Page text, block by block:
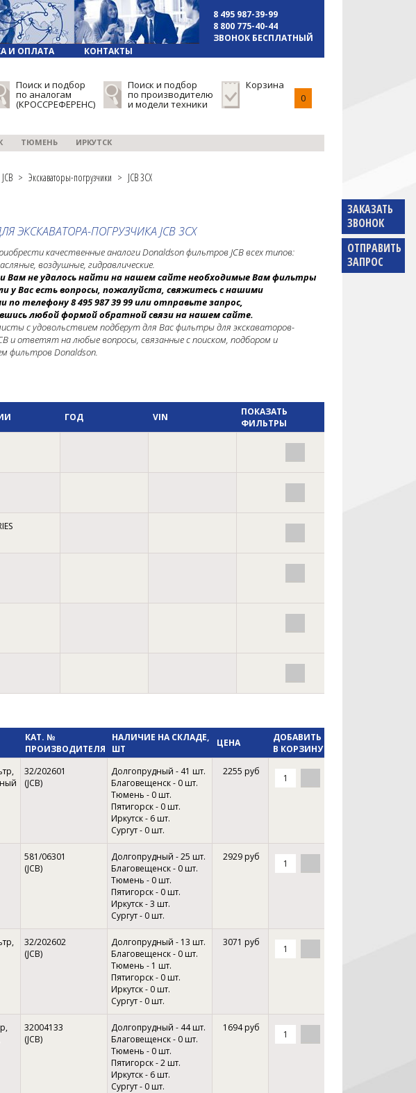
И ОПЛАТА КОНТАКТЫ
8 495 987-39-99
8 800 775-40-44
ЗВОНОК БЕСПЛАТНЫЙ
Поиск и подбор
по аналогам
(КРОССРЕФЕРЕНС)
Поиск и подбор
по производителю
и модели техники
Корзина
0
ТЮМЕНЬ ИРКУТСК
ЗАКАЗАТЬ
ЗВОНОК
ОТПРАВИТЬ
ЗАПРОС
JCB > Экскаваторы-погрузчики > JCB 3CX
ЭКCКАВАТОРА-ПОГРУЗЧИКА JCB 3CX
качественные аналоги Donaldson фильтров JCB всех типов:
воздушные, гидравлические.
Вам не удалось найти на нашем сайте необходимые Вам фильтры
у Вас есть вопросы, пожалуйста, свяжитесь с нашими
по телефону 8 495 987 39 99 или отправьте запрос,
любой формой обратной связи на нашем сайте.
с удовольствием подберут для Вас фильтры для экскаваторов-
и ответят на любые вопросы, связанные с поиском, подбором и
фильтров Donaldson.
ГОД VIN
ПОКАЗАТЬ
ФИЛЬТРЫ
КАТ. №
ПРОИЗВОДИТЕЛЯ
НАЛИЧИЕ НА СКЛАДЕ,
ШТ
ЦЕНА
ДОБАВИТЬ
В КОРЗИНУ
32/202601
(JCB)
Долгопрудный - 41 шт.
Благовещенск - 0 шт.
Тюмень - 0 шт.
Пятигорск - 0 шт.
Иркутск - 6 шт.
Сургут - 0 шт.
2255 руб
581/06301
(JCB)
Долгопрудный - 25 шт.
Благовещенск - 0 шт.
Тюмень - 0 шт.
Пятигорск - 0 шт.
Иркутск - 3 шт.
Сургут - 0 шт.
2929 руб
32/202602
(JCB)
Долгопрудный - 13 шт.
Благовещенск - 0 шт.
Тюмень - 1 шт.
Пятигорск - 0 шт.
Иркутск - 0 шт.
Сургут - 0 шт.
3071 руб
32004133
(JCB)
Долгопрудный - 44 шт.
Благовещенск - 0 шт.
Тюмень - 0 шт.
Пятигорск - 2 шт.
Иркутск - 6 шт.
Сургут - 0 шт.
1694 руб